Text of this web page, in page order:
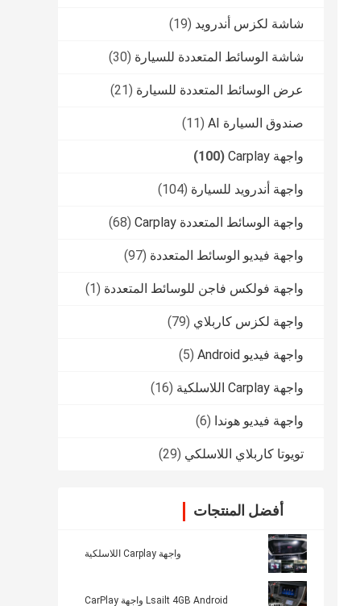
شاشة لكزس أندرويد (19)
شاشة الوسائط المتعددة للسيارة (30)
عرض الوسائط المتعددة للسيارة (21)
صندوق السيارة AI (11)
واجهة Carplay (100)
واجهة أندرويد للسيارة (104)
واجهة الوسائط المتعددة Carplay (68)
واجهة فيديو الوسائط المتعددة (97)
واجهة فولكس فاجن للوسائط المتعددة (1)
واجهة لكزس كاربلاي (79)
واجهة فيديو Android (5)
واجهة Carplay اللاسلكية (16)
واجهة فيديو هوندا (6)
تويوتا كاربلاي اللاسلكي (29)
أفضل المنتجات
واجهة Carplay اللاسلكية
Lsailt 4GB Android واجهة CarPlay